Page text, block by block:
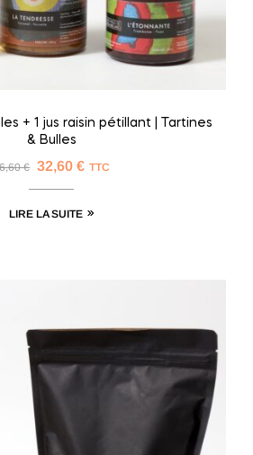
+ 1 jus raisin pétillant | Tartines
& Bulles
€ 32,60 € TTC
LIRE LA SUITE